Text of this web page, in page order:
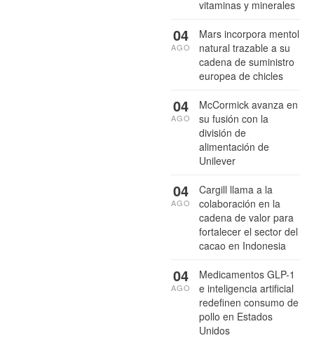
vitaminas y minerales
Mars incorpora mentol
natural trazable a su
cadena de suministro
europea de chicles
04
AGO
McCormick avanza en
su fusión con la
división de
alimentación de
Unilever
04
AGO
Cargill llama a la
colaboración en la
cadena de valor para
fortalecer el sector del
cacao en Indonesia
04
AGO
Medicamentos GLP-1
e inteligencia artificial
redefinen consumo de
pollo en Estados
Unidos
04
AGO